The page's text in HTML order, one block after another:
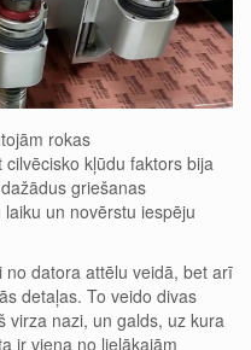
rokas
kļūdu faktors bija
griešanas
un novērstu iespēju
datora attēlu veidā, bet arī
detaļas. To veido divas
virza nazi, un galds, uz kura
ir viena no lielākajām